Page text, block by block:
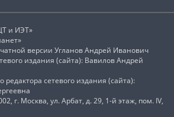
и ИЭТ»
версии Угланов Андрей Иванович
издания (сайта): Вавилов Андрей
редактора сетевого издания (сайта):
г. Москва, ул. Арбат, д. 29, 1-й этаж, пом. IV,